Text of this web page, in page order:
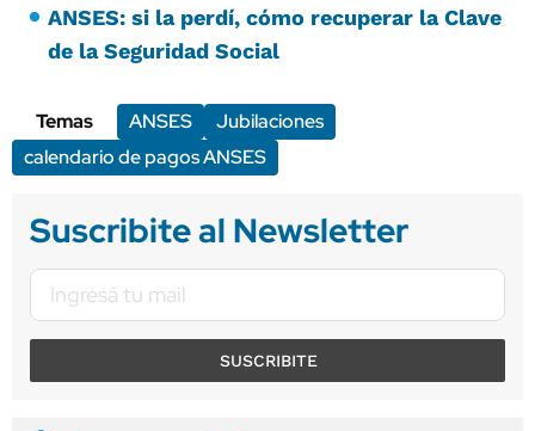
ANSES: si la perdí, cómo recuperar la Clave
de la Seguridad Social
Temas ANSES
Jubilaciones
calendario de pagos ANSES
Suscribite al Newsletter
SUSCRIBITE